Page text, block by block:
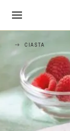
CIASTA